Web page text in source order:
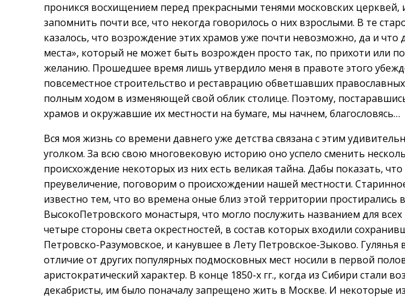
проникся восхищением перед прекрасными тенями московских церквей,
запомнить почти все, что некогда говорилось о них взрослыми. В те
казалось, что возрождение этих храмов уже почти невозможно, да и что
места», который не может быть возрожден просто так, по прихоти или
желанию. Прошедшее время лишь утвердило меня в правоте этого
повсеместное строительство и реставрацию обветшавших
полным ходом в изменяющей свой облик столице. Поэтому,
храмов и окружавшие их местности на бумаге, мы начнем, благословясь…
Вся моя жизнь со времени давнего уже детства связана с этим
уголком. За всю свою многовековую историю оно успело сменить
происхождение некоторых из них есть великая тайна. Дабы показать, что
преувеличение, поговорим о происхождении нашей местности.
известно тем, что во времена оные близ этой территории простирались
ВысокоПетровского монастыря, что могло послужить названием для
четыре стороны света окрестностей, в состав которых входили
Петровско-Разумовское, и канувшее в Лету Петровское-Зыково.
отличие от других популярных подмосковных мест носили в первой
аристократический характер. В конце 1850-х гг., когда из Сибири стали
декабристы, им было поначалу запрещено жить в Москве. И некоторые